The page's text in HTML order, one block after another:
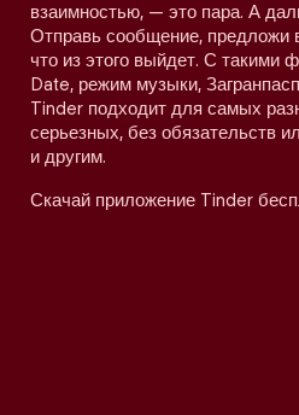
взаимностью, — это пара. А
Отправь сообщение, предложи
что из этого выйдет. С такими
Date, режим музыки,
Tinder подходит для самых
серьезных, без обязательств
и другим.
Скачай приложение Tinder